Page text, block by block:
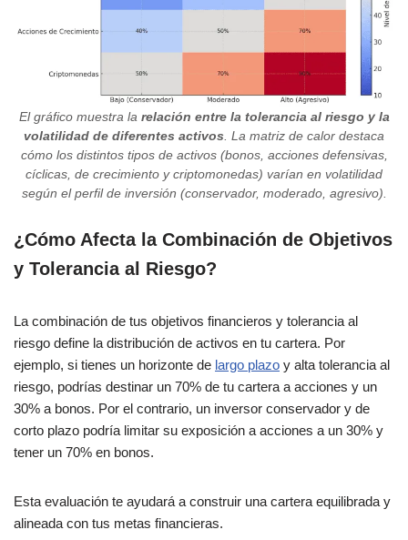
El gráfico muestra la relación entre la tolerancia al riesgo y la
volatilidad de diferentes activos . La matriz de calor destaca
cómo los distintos tipos de activos (bonos, acciones defensivas,
cíclicas, de crecimiento y criptomonedas) varían en volatilidad
según el perfil de inversión (conservador, moderado, agresivo).
¿Cómo Afecta la Combinación de Objetivos
y Tolerancia al Riesgo?
La combinación de tus objetivos financieros y tolerancia al
riesgo define la distribución de activos en tu cartera. Por
ejemplo, si tienes un horizonte de largo plazo y alta tolerancia al
riesgo, podrías destinar un 70% de tu cartera a acciones y un
30% a bonos. Por el contrario, un inversor conservador y de
corto plazo podría limitar su exposición a acciones a un 30% y
tener un 70% en bonos.
Esta evaluación te ayudará a construir una cartera equilibrada y
alineada con tus metas financieras.